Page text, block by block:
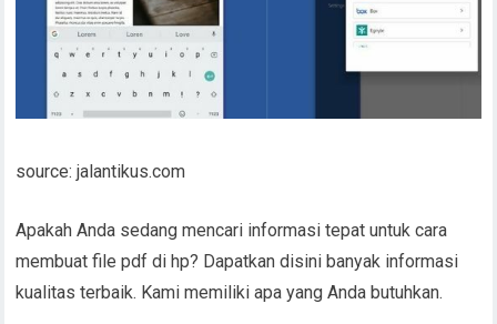
source: jalantikus.com
Apakah Anda sedang mencari informasi tepat untuk cara
membuat file pdf di hp? Dapatkan disini banyak informasi
kualitas terbaik. Kami memiliki apa yang Anda butuhkan.